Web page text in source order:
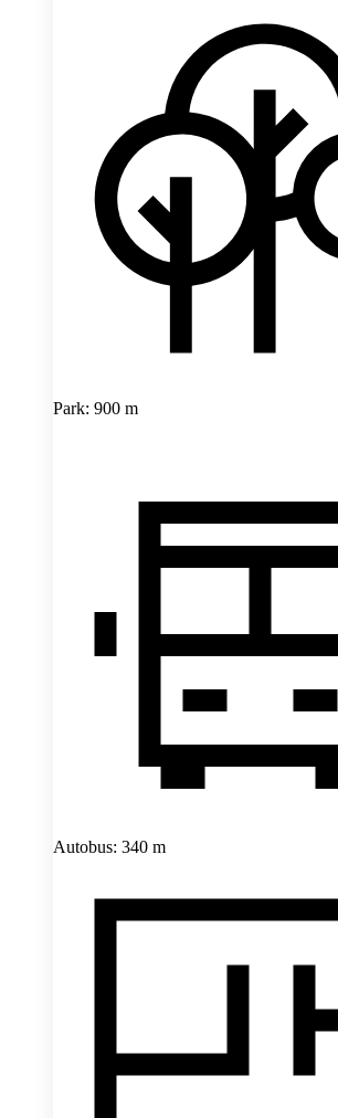
Park: 900 m
Autobus: 340 m